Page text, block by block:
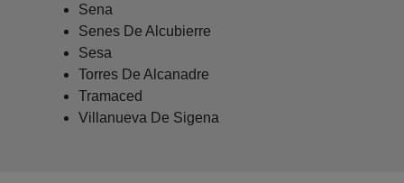
Sena
Senes De Alcubierre
Sesa
Torres De Alcanadre
Tramaced
Villanueva De Sigena